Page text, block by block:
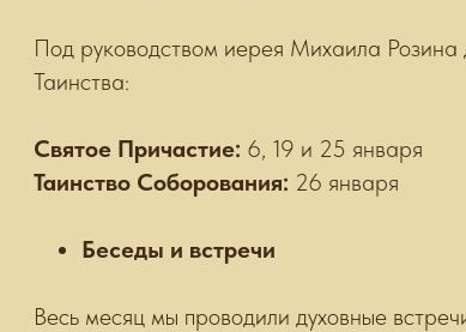
Под руководством иерея Михаила Розина
Таинства:
Святое Причастие: 6, 19 и 25 января
Таинство Соборования: 26 января
Беседы и встречи
Весь месяц мы проводили духовные